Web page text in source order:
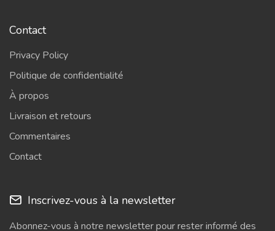
Contact
Privacy Policy
Politique de confidentialité
À propos
Livraison et retours
Commentaires
Contact
Inscrivez-vous à la newsletter
Abonnez-vous à notre newsletter pour rester informé des